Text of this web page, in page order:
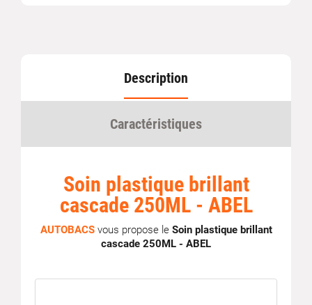
Description
Caractéristiques
Soin plastique brillant
cascade 250ML - ABEL
AUTOBACSvous propose le Soin plastique brillant
cascade 250ML - ABEL